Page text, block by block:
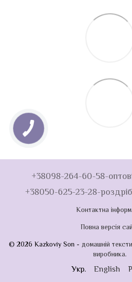
+38098-264-60-58-
+38050-625-23-28-
Контактна
Повна версія
© 2026 Kazkoviy Son - домашній
виробника.
Укр. English